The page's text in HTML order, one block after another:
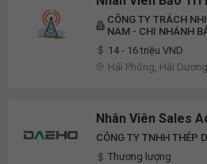
CÔNG TY TRÁCH
NAM - CHI NHÁNH
14 - 16 triệu VND
Hải Phòng, Hải
Nhân Viên Sales
CÔNG TY TNHH THÉP
Thương lượng